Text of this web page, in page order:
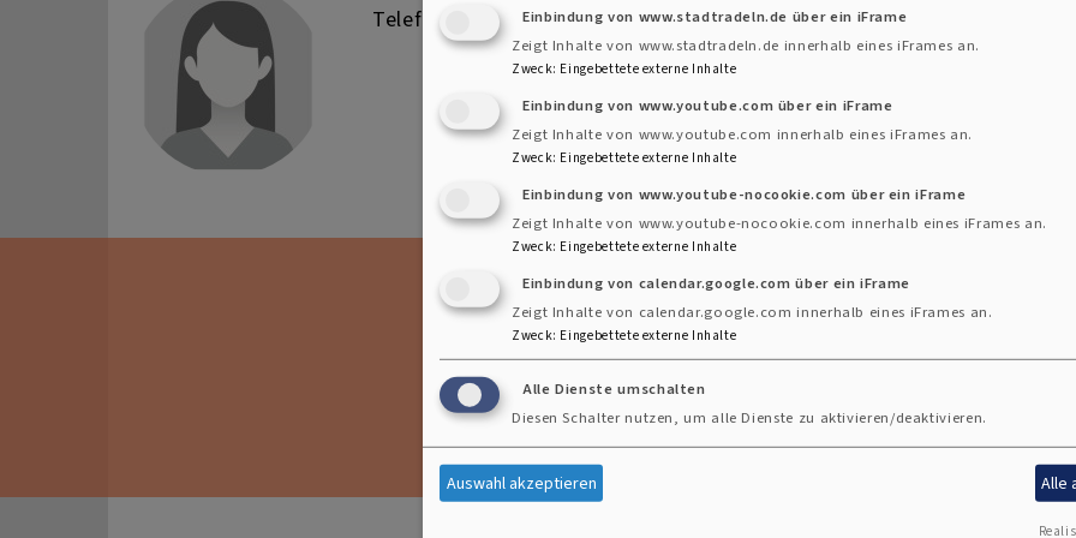
Telefon: 089/89 35 75 47Einbindung von www.stadtradeln.de über ein iFrame
Zeigt Inhalte von www.stadtradeln.de innerhalb eines iFrames an.
Zweck: Eingebettete externe Inhalte
Einbindung von www.youtube.com über ein iFrame
Zeigt Inhalte von www.youtube.com innerhalb eines iFrames an.
Zweck: Eingebettete externe Inhalte
Einbindung von www.youtube-nocookie.com über ein iFrame
Zeigt Inhalte von www.youtube-nocookie.com innerhalb eines iFrames an.
Zweck: Eingebettete externe Inhalte
Einbindung von calendar.google.com über ein iFrame
Zeigt Inhalte von calendar.google.com innerhalb eines iFrames an.
Zweck: Eingebettete externe Inhalte
Alle Dienste umschalten
Diesen Schalter nutzen, um alle Dienste zu aktivieren/deaktivieren.
Auswahl akzeptieren Alle